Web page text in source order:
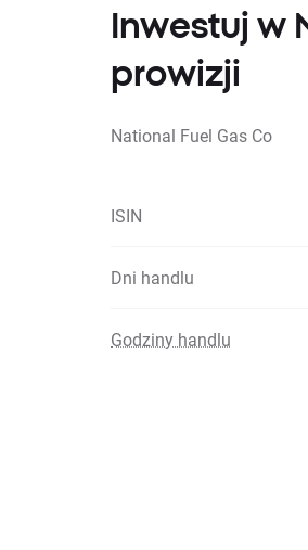
Inwestuj w
prowizji
National Fuel Gas Co
ISIN
Dni handlu
Godziny handlu